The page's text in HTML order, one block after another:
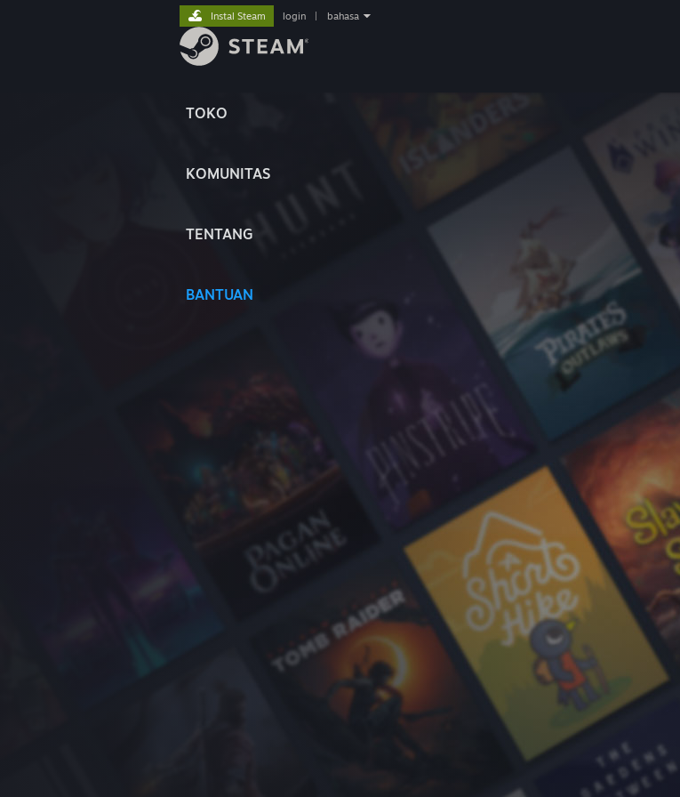
TOKO
KOMUNITAS
TENTANG
BANTUAN
Instal Steam login bahasa